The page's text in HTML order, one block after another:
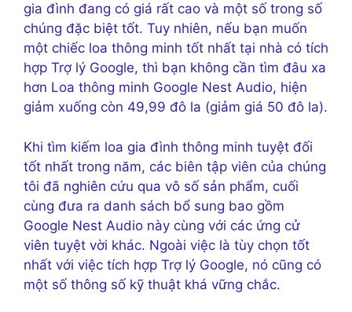
gia đình đang có giá rất cao và một số trong số
chúng đặc biệt tốt. Tuy nhiên, nếu bạn muốn
một chiếc loa thông minh tốt nhất tại nhà có tích
hợp Trợ lý Google, thì bạn không cần tìm đâu xa
hơn Loa thông minh Google Nest Audio, hiện
giảm xuống còn 49,99 đô la (giảm giá 50 đô la).
Khi tìm kiếm loa gia đình thông minh tuyệt đối
tốt nhất trong năm, các biên tập viên của chúng
tôi đã nghiên cứu qua vô số sản phẩm, cuối
cùng đưa ra danh sách bổ sung bao gồm
Google Nest Audio này cùng với các ứng cử
viên tuyệt vời khác. Ngoài việc là tùy chọn tốt
nhất với việc tích hợp Trợ lý Google, nó cũng có
một số thông số kỹ thuật khá vững chắc.